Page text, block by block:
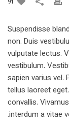
91
Suspendisse
non. Duis
vulputate lectus.
vestibulum.
sapien varius vel.
tellus laoreet
convallis.
interdum a vitae